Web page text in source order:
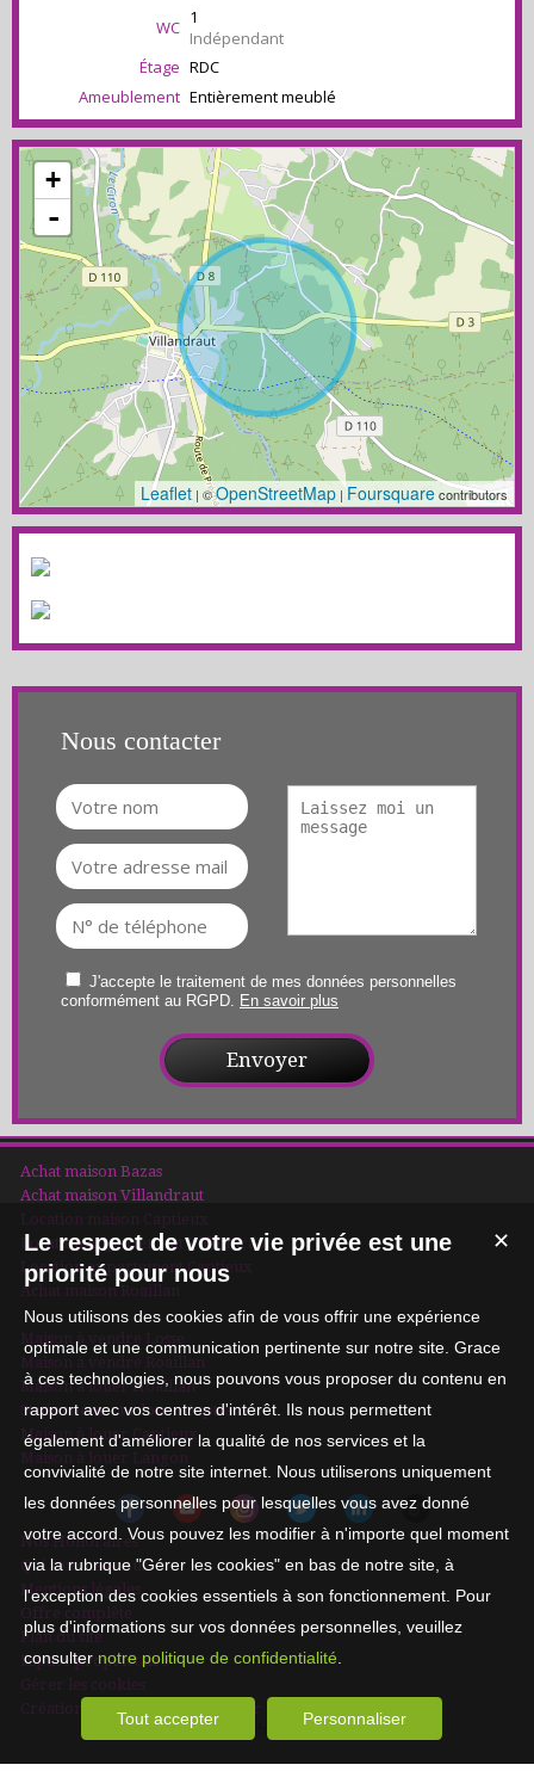
WC 1
Indépendant
Étage RDC
Ameublement Entièrement meublé
+
-
Leaflet | ©OpenStreetMap |Foursquarecontributors
Nous contacter
J'accepte le traitement de mes données personnelles
conformément au RGPD. En savoir plus
Achat maison Bazas
Achat maison Villandraut
Location maison Captieux
Location appartement Villandraut
Location appartement Captieux
Achat maison Roaillan
Maison à vendre Losse
Maison à vendre Roaillan
Maison à louer Noaillan
Stationnement à louer Captieux
Maison à louer Captieux
Maison à louer Langon
Nos Honoraires
Qui sommes-nous
Mentions légales
Offre complète
Plan du site
Espace propriétaire
Gérer les cookies
Création site internet immobilier
✕
Le respect de votre vie privée est une
priorité pour nous
Nous utilisons des cookies afin de vous offrir une expérience
optimale et une communication pertinente sur notre site. Grace
à ces technologies, nous pouvons vous proposer du contenu en
rapport avec vos centres d'intérêt. Ils nous permettent
également d'améliorer la qualité de nos services et la
convivialité de notre site internet. Nous utiliserons uniquement
les données personnelles pour lesquelles vous avez donné
votre accord. Vous pouvez les modifier à n'importe quel moment
via la rubrique "Gérer les cookies" en bas de notre site, à
l'exception des cookies essentiels à son fonctionnement. Pour
plus d'informations sur vos données personnelles, veuillez
consulternotre politique de confidentialité
Tout accepter Personnaliser